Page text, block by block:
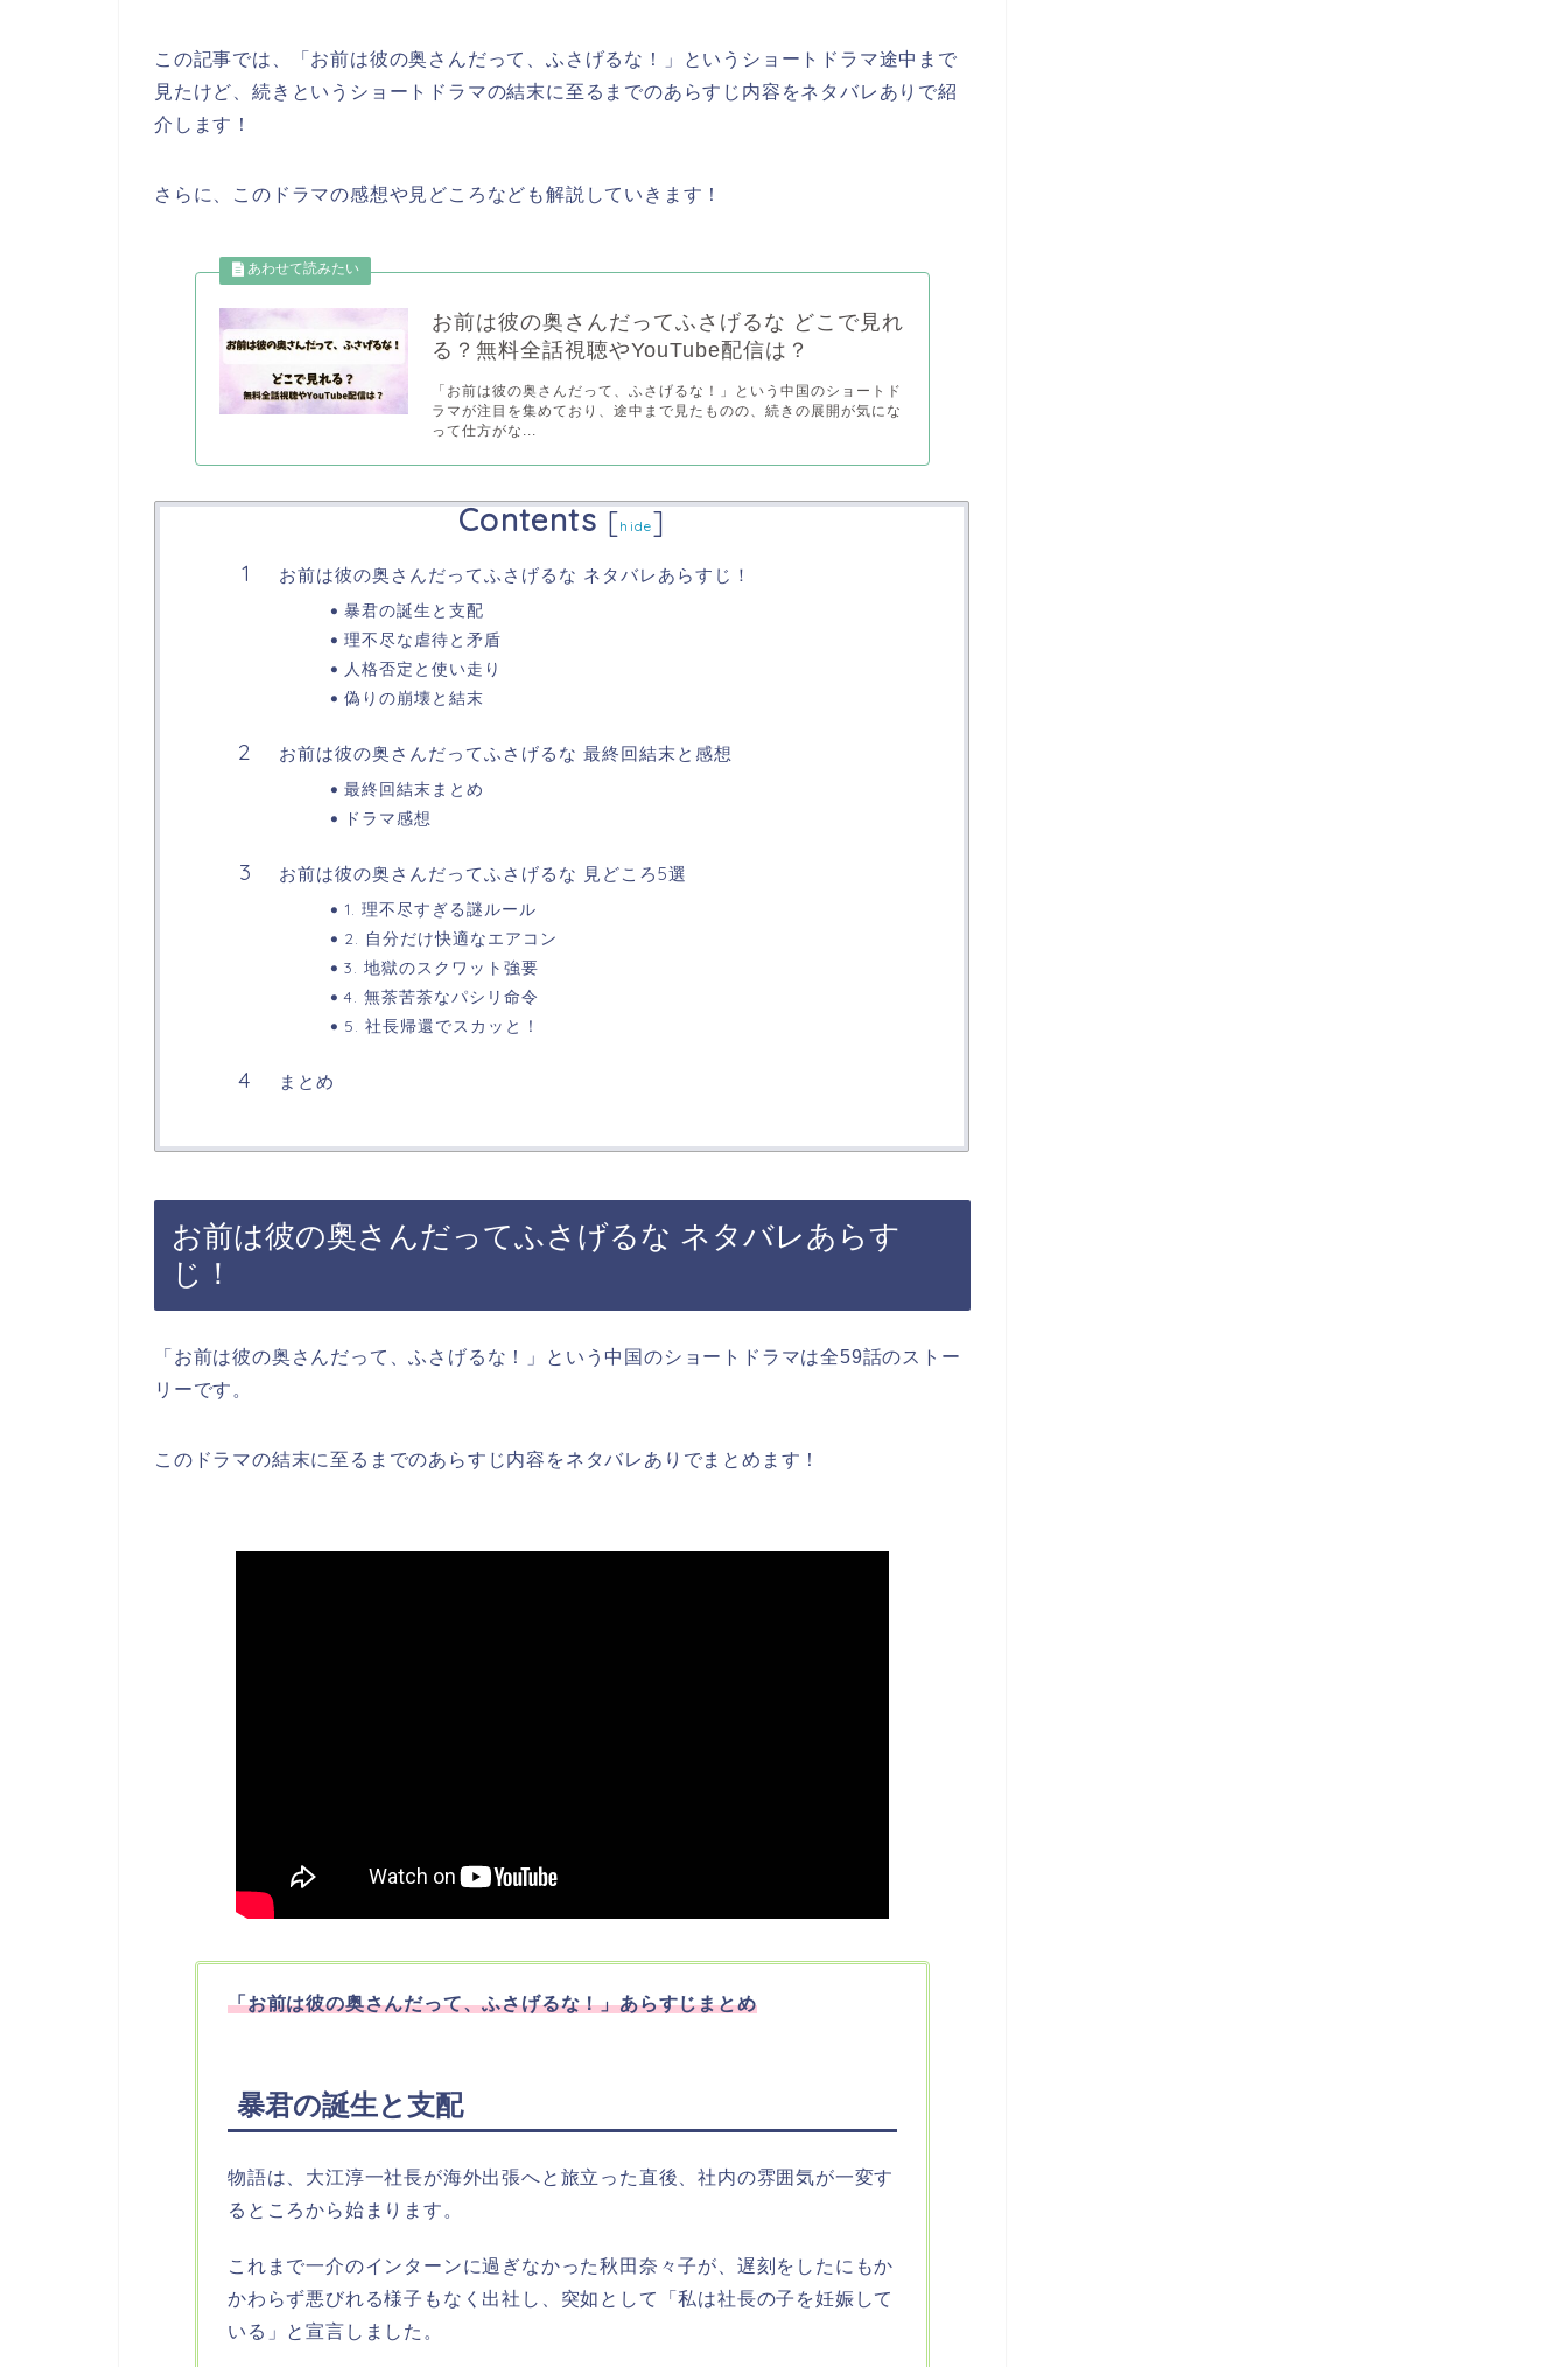
この記事では、「お前は彼の奥さんだって、ふさげるな！」 という ショートドラマ途中まで
見たけど、続き というショートドラマの結末に至るまでのあらすじ内容をネタバレありで紹
介します！
さらに、このドラマの感想や見どころなども解説していきます！
お前は彼の奥さんだってふさげるな どこで見れ
る？無料全話視聴やYouTube配信は？
「お前は彼の奥さんだって、ふさげるな！」という中国のショートド
ラマが注目を集めており、途中まで見たものの、続きの展開が気にな
って仕方がな...
Contents [hide]
お前は彼の奥さんだってふさげるな ネタバレあらすじ！
暴君の誕生と支配
理不尽な虐待と矛盾
人格否定と使い走り
偽りの崩壊と結末
お前は彼の奥さんだってふさげるな 最終回結末と感想
最終回結末まとめ
ドラマ感想
お前は彼の奥さんだってふさげるな 見どころ5選
1. 理不尽すぎる謎ルール
2. 自分だけ快適なエアコン
3. 地獄のスクワット強要
4. 無茶苦茶なパシリ命令
5. 社長帰還でスカッと！
まとめ
お前は彼の奥さんだってふさげるな ネタバレあらす
じ！
「お前は彼の奥さんだって、ふさげるな！」という中国のショートドラマは全59話のストー
リーです。
このドラマの結末に至るまでのあらすじ内容をネタバレありでまとめます！
「お前は彼の奥さんだって、ふさげるな！」あらすじまとめ
暴君の誕生と支配
物語は、大江淳一社長が海外出張へと旅立った直後、社内の雰囲気が一変す
るところから始まります。
これまで一介のインターンに過ぎなかった秋田奈々子が、遅刻をしたにもか
かわらず悪びれる様子もなく出社し、突如として「私は社長の子を妊娠して
いる」と宣言しました。